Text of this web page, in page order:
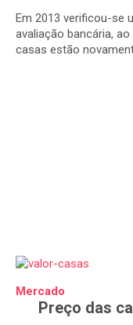
Em 2013 verificou-se
avaliação bancária,
casas estão
Mercado
Preço das